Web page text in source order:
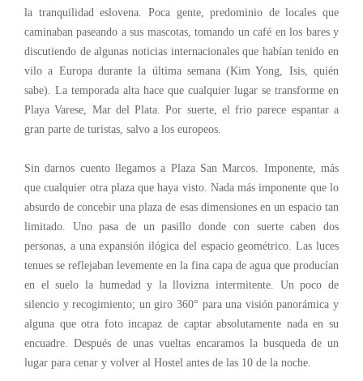
la tranquilidad eslovena. Poca gente, predominio de locales que
caminaban paseando a sus mascotas, tomando un café en los bares y
discutiendo de algunas noticias internacionales que habían tenido en
vilo a Europa durante la última semana (Kim Yong, Isis, quién
sabe). La temporada alta hace que cualquier lugar se transforme en
Playa Varese, Mar del Plata. Por suerte, el frio parece espantar a
gran parte de turistas, salvo a los europeos.
Sin darnos cuento llegamos a Plaza San Marcos. Imponente, más
que cualquier otra plaza que haya visto. Nada más imponente que lo
absurdo de concebir una plaza de esas dimensiones en un espacio tan
limitado. Uno pasa de un pasillo donde con suerte caben dos
personas, a una expansión ilógica del espacio geométrico. Las luces
tenues se reflejaban levemente en la fina capa de agua que producían
en el suelo la humedad y la llovizna intermitente. Un poco de
silencio y recogimiento; un giro 360° para una visión panorámica y
alguna que otra foto incapaz de captar absolutamente nada en su
encuadre. Después de unas vueltas encaramos la busqueda de un
lugar para cenar y volver al Hostel antes de las 10 de la noche.